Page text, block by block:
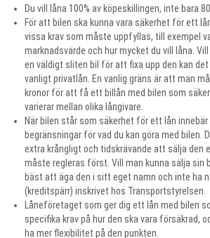
Du vill låna 100% av köpeskillingen, inte bara
För att bilen ska kunna vara säkerhet för ett
vissa krav som måste uppfyllas, till exempel
marknadsvärde och hur mycket du vill låna.
en väldigt sliten bil för att fixa upp den kan
vanligt privatlån. En vanlig gräns är att man
kronor för att få ett billån med bilen som
varierar mellan olika långivare.
När bilen står som säkerhet för ett lån innebär
begränsningar för vad du kan göra med bilen.
extra krångligt och tidskrävande att sälja den
måste regleras först. Vill man kunna sälja sin
bäst att äga den i sitt eget namn och inte ha
(kreditspärr) inskrivet hos Transportstyrelsen.
Låneföretaget som ger dig ett lån med bilen
specifika krav på hur den ska vara försäkrad,
ha mer flexibilitet på den punkten.